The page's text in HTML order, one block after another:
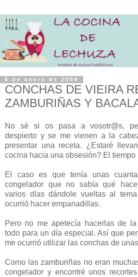
6 de enero de 2009
CONCHAS DE VIEIRA
ZAMBURIÑAS Y
No sé si os pasa a vosotr@s,
despierto y se me vienen a la
presentar una receta. ¿Estaré
cocina hacia una obsesión? El tiempo
El caso es que tenía unas
congelador que no sabía qué
varios días dándole vueltas al
ocurrió hacer empanadillas.
Pero no me apetecía hacerlas de
todo para un día especial. Así que
me ocurrió utilizar las conchas de
Como las zamburiñas no eran
congelador y encontré unos